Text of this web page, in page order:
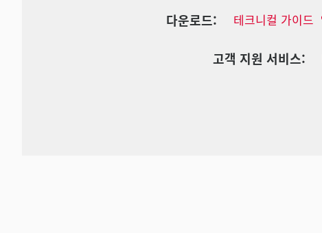
다운로드: 테크니컬 가이드
고객 지원 서비스: